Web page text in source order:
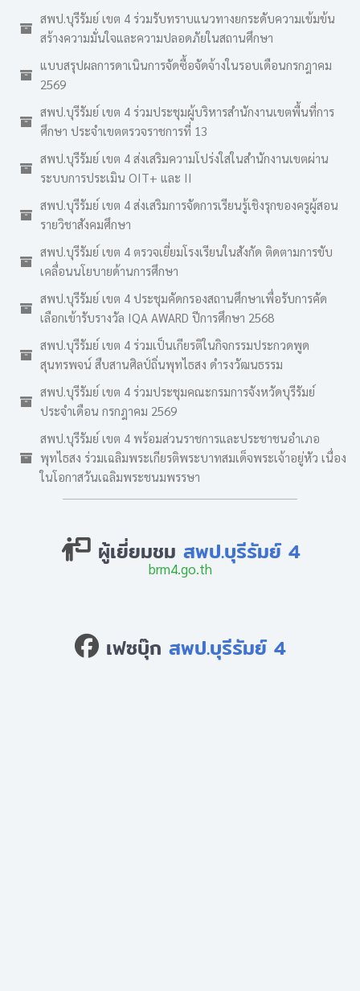
สพป.บุรีรัมย์ เขต 4 ร่วมรับทราบแนวทางยกระดับความเข้มข้น
สร้างความมั่นใจและความปลอดภัยในสถานศึกษา
แบบสรุปผลการดาเนินการจัดซื้อจัดจ้างในรอบเดือนกรกฎาคม
2569
สพป.บุรีรัมย์ เขต 4 ร่วมประชุมผู้บริหารสำนักงานเขตพื้นที่การ
ศึกษา ประจำเขตตรวจราชการที่ 13
สพป.บุรีรัมย์ เขต 4 ส่งเสริมความโปร่งใสในสำนักงานเขตผ่าน
ระบบการประเมิน OIT+ และ II
สพป.บุรีรัมย์ เขต 4 ส่งเสริมการจัดการเรียนรู้เชิงรุกของครูผู้สอน
รายวิชาสังคมศึกษา
สพป.บุรีรัมย์ เขต 4 ตรวจเยี่ยมโรงเรียนในสังกัด ติดตามการขับ
เคลื่อนนโยบายด้านการศึกษา
สพป.บุรีรัมย์ เขต 4 ประชุมคัดกรองสถานศึกษาเพื่อรับการคัด
เลือกเข้ารับรางวัล IQA AWARD ปีการศึกษา 2568
สพป.บุรีรัมย์ เขต 4 ร่วมเป็นเกียรติในกิจกรรมประกวดพูด
สุนทรพจน์ สืบสานศิลป์ถิ่นพุทไธสง ดำรงวัฒนธรรม
สพป.บุรีรัมย์ เขต 4 ร่วมประชุมคณะกรมการจังหวัดบุรีรัมย์
ประจำเดือน กรกฎาคม 2569
สพป.บุรีรัมย์ เขต 4 พร้อมส่วนราชการและประชาชนอำเภอ
พุทไธสง ร่วมเฉลิมพระเกียรติพระบาทสมเด็จพระเจ้าอยู่หัว เนื่อง
ในโอกาสวันเฉลิมพระชนมพรรษา
ผู้เยี่ยมชม สพป.บุรีรัมย์ 4
brm4.go.th
เฟซบุ๊ก สพป.บุรีรัมย์ 4